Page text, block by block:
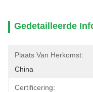
Gedetailleerde
Plaats Van Herkomst:
China
Certificering: